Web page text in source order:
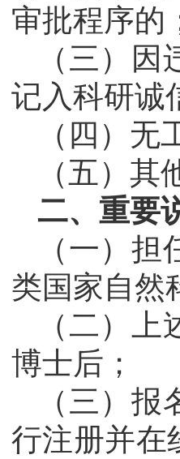
审批程序的
（三）
记入科研诚
（四）
（五）
二、重要
（一）
类国家自然
（二）
博士后；
（三）
行注册并在